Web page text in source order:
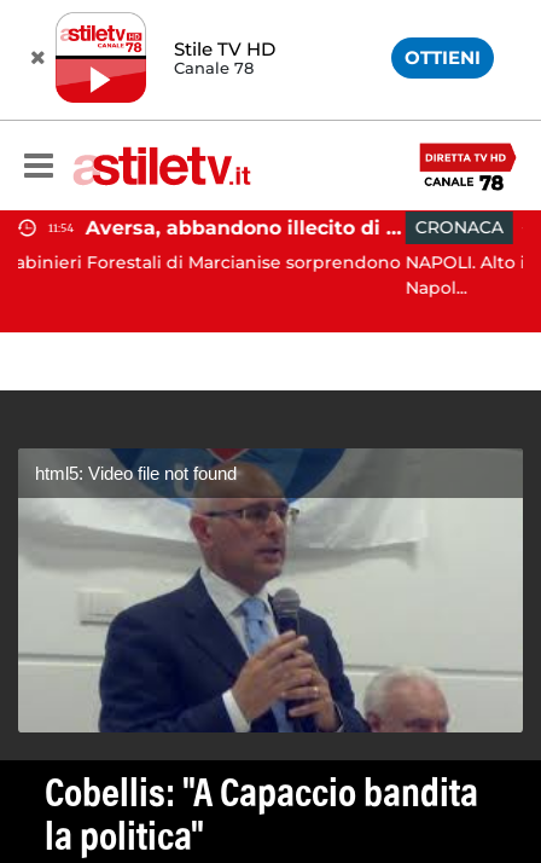
Stile TV HD
Canale 78 OTTIENI
Aversa, abbandono illecito di rifiuti: uomo sorpreso dai carabinieri
di Marcianise sorprendono
CRONACA 09:13
NAPOLI. Alto impatto dei
html5: Video file not found
Cobellis: "A Capaccio bandita
la politica"